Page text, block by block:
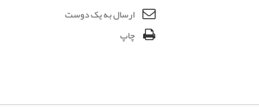
ارسال به یک دوست
چاپ